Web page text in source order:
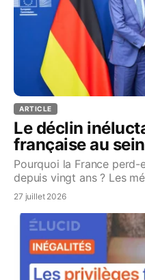
ARTICLE
Le déclin
française au
européennes
Pourquoi la France perd-
depuis vingt ans ? Les
silencieux...Source
27 juillet 2026